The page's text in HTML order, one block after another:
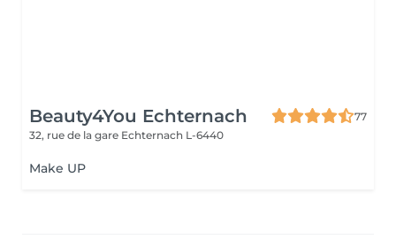
Beauty4You Echternach
77
32, rue de la gare Echternach L-6440
Make UP